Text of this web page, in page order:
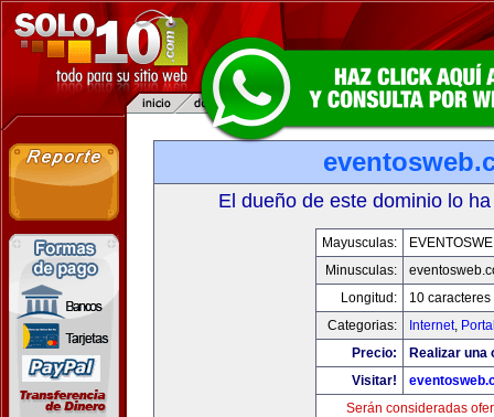
El dueño de este dominio lo
Mayusculas:
Minusculas:
Longitud:
10 caracteres
Categorias:
Internet,
Precio:
Realizar una
Visitar!
Serán consideradas